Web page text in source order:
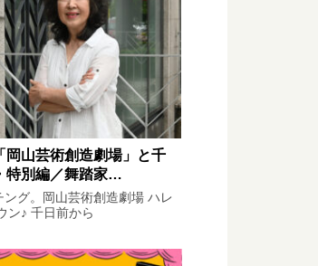
岡山芸術創造劇場」と千
特別編／舞踏家…
グ。岡山芸術創造劇場 ハレ
ン♪ 千日前から